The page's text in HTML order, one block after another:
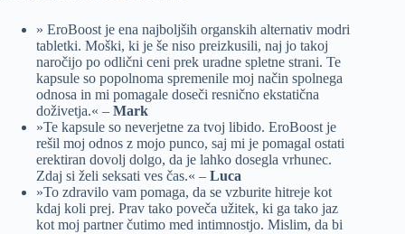
» EroBoost je ena najboljših organskih alternativ modri
tabletki. Moški, ki je še niso preizkusili, naj jo takoj
naročijo po odlični ceni prek uradne spletne strani. Te
kapsule so popolnoma spremenile moj način spolnega
odnosa in mi pomagale doseči resnično ekstatična
doživetja.« – Mark
»Te kapsule so neverjetne za tvoj libido. EroBoost je
rešil moj odnos z mojo punco, saj mi je pomagal ostati
erektiran dovolj dolgo, da je lahko dosegla vrhunec.
Zdaj si želi seksati ves čas.« – Luca
»To zdravilo vam pomaga, da se vzburite hitreje kot
kdaj koli prej. Prav tako poveča užitek, ki ga tako jaz
kot moj partner čutimo med intimnostjo. Mislim, da bi